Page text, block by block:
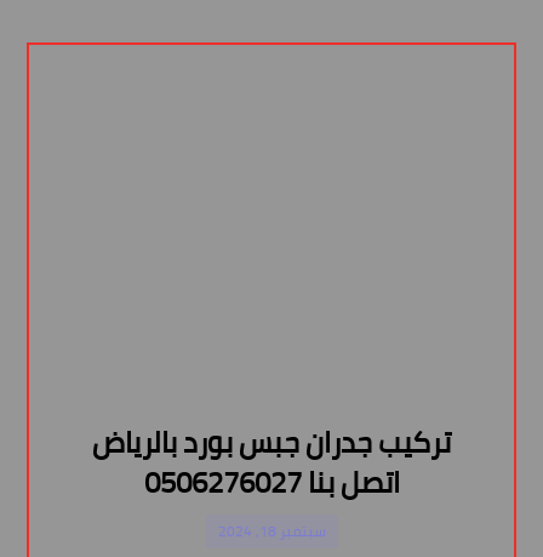
تركيب جدران جبس بورد بالرياض
اتصل بنا 0506276027
سبتمبر 18, 2024